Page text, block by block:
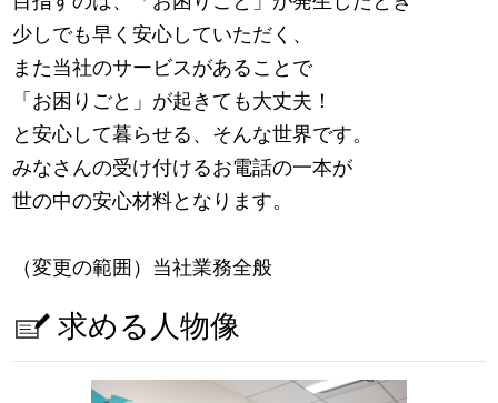
少しでも早く安心していただく、
また当社のサービスがあることで
「お困りごと」が起きても大丈夫！
と安心して暮らせる、そんな世界です。
みなさんの受け付けるお電話の一本が
世の中の安心材料となります。
（変更の範囲）当社業務全般
求める人物像